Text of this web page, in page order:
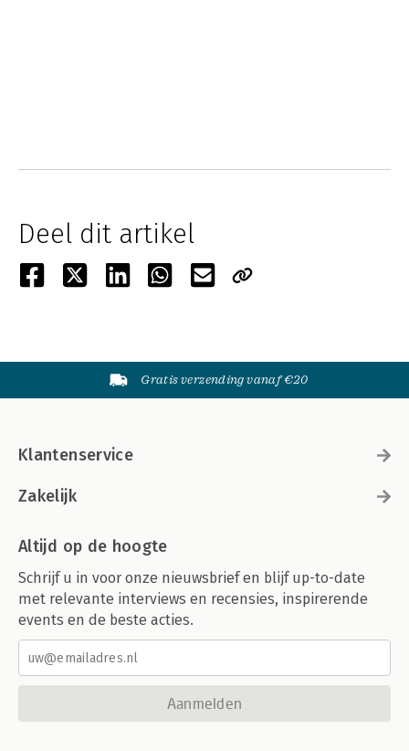
Deel dit artikel
Gratis verzending vanaf €20
Klantenservice
Zakelijk
Altijd op de hoogte
Schrijf u in voor onze nieuwsbrief en blijf up-to-date
met relevante interviews en recensies, inspirerende
events en de beste acties.
Aanmelden